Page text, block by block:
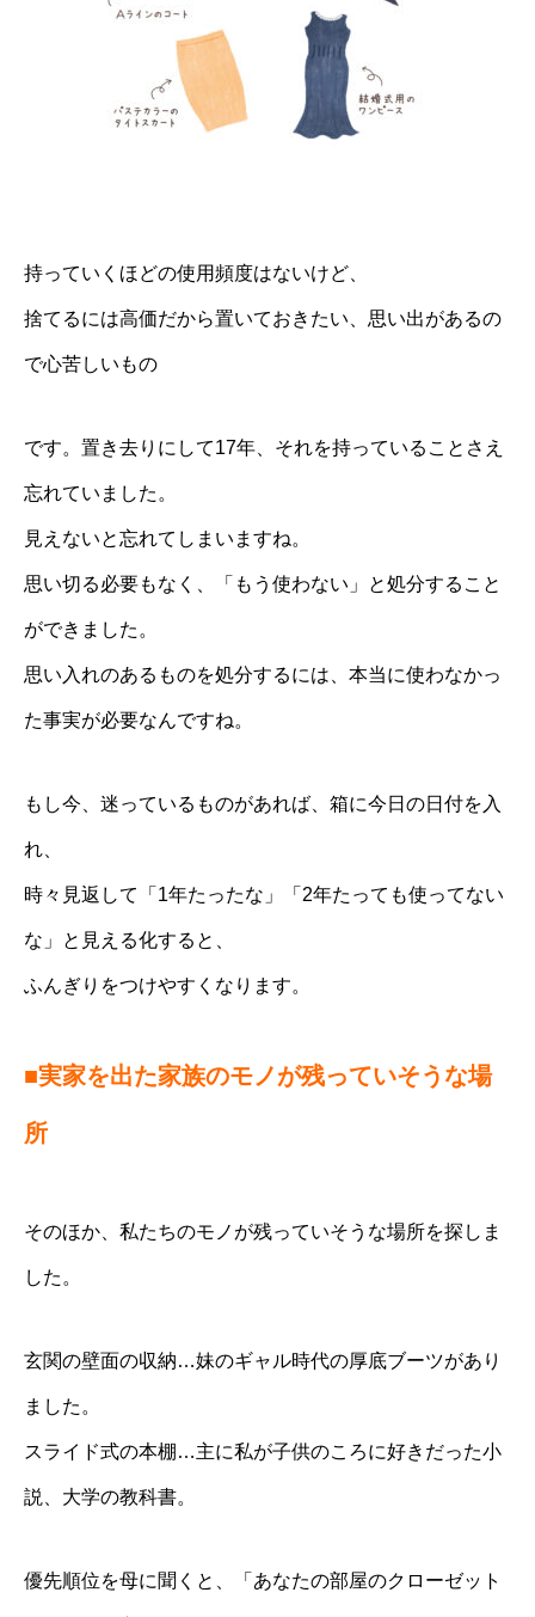
持っていくほどの使用頻度はないけど、
捨てるには高価だから置いておきたい、思い出があるの
で心苦しいもの
です。置き去りにして17年、それを持っていることさえ
忘れていました。
見えないと忘れてしまいますね。
思い切る必要もなく、「もう使わない」と処分すること
ができました。
思い入れのあるものを処分するには、本当に使わなかっ
た事実が必要なんですね。
もし今、迷っているものがあれば、箱に今日の日付を入
れ、
時々見返して「1年たったな」「2年たっても使ってない
な」と見える化すると、
ふんぎりをつけやすくなります。
■実家を出た家族のモノが残っていそうな場
所
そのほか、私たちのモノが残っていそうな場所を探しま
した。
玄関の壁面の収納…妹のギャル時代の厚底ブーツがあり
ました。
スライド式の本棚…主に私が子供のころに好きだった小
説、大学の教科書。
優先順位を母に聞くと、「あなたの部屋のクローゼット